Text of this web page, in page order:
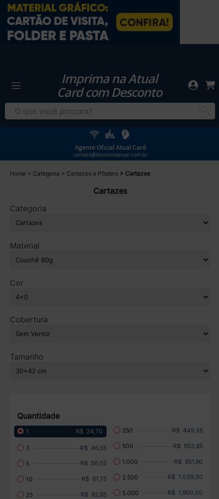
Imprima na Atual
Card com Desconto
Agente Oficial Atual Card
contato@descontoatual.com.br
Home Categoria Cartazes e Pôsters Cartazes
Cartazes
Categoria
Material
Cor
Cobertura
Tamanho
Quantidade
1 R$ 24,70
3 R$ 46,55
5 R$ 56,05
10 R$ 61,75
25 R$ 82,65
250 R$ 449,35
500 R$ 553,85
1.000 R$ 951,90
2.500 R$ 1.039,30
5.000 R$ 1.900,00